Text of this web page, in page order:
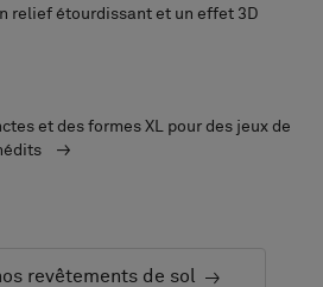
relief étourdissant et un effet 3D
et des formes XL pour des jeux de
revêtements de sol